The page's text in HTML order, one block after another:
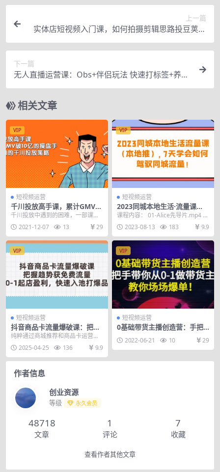
上一篇
实体店短视频入门课，如何拍摄剪辑思路投豆荚价
值999元
下一篇
无人直播运营课：Obs+伴侣玩法 快速打标签+养鱼
（附素材下载软件+各领话术)
相关文章
VIP
短视频运营
千川投放高手课，累计GMV破
10亿的操盘手都在用的千川投
放策略
千川投放中遇到的困难，一部课程
带你走向正轨 1)千川投放一站式攻
略 2)从搭建到...
2021-12-07 13 29
VIP
短视频运营
2023同城本地生活·流量课
（本地推），7天学会如何驾
驭同城流量（31节课）
课程内容： 01-Alice先导片.mp4 0
2-基础认知-商业定位（最重要.m...
2023-08-13 183 9.9
VIP
短视频运营
抖音商品卡流量爆破课：把握
趋势获免费流量，0-1起店盈
纯粹通过商城推荐和商品卡运营实
现店铺从 0 到 1 的打造。课程涵盖
抖音电商前沿...
2025-04-25 136 9.9
VIP
短视频运营
0基础带货主播创造营：手把
你场场爆单！
2022-06-21 10 29
作者信息
创业资源
等级 永久会员
48718
文章
1
评论
7
收藏
查看作者其他文章